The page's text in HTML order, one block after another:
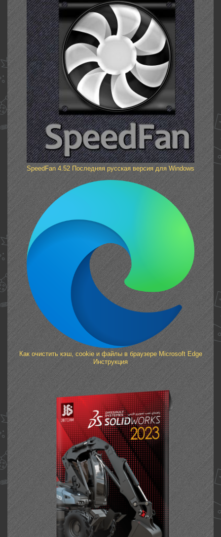
SpeedFan 4.52 Последняя русская версия для Windows
Как очистить кэш, cookie и файлы в браузере Microsoft Edge
Инструкция